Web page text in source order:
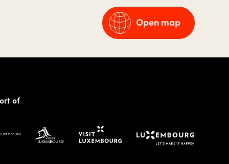
Open map
of